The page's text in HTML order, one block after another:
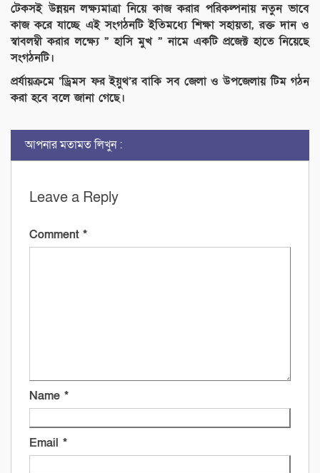
টেকসই উন্নয়ন লক্ষ্যমাত্রা নিয়ে কাজ করার পরিকল্পনায় নতুন ভাবে
কাজ করে যাচ্ছে এই সংগঠনটি ইতিমধ্যে শিক্ষা সহায়তা, রক্ত দান ও
স্বাবলম্বী করার লক্ষ্যে ” হাসি মুখ ” নামে একটি প্রজেক্ট হাতে নিয়েছে
সংগঠনটি।
প্রর্যায়ক্রমে ‘ড্রিমস ফর ইয়ুথ’র বাকি সব জেলা ও উপজেলায় টিম গঠন
করা হবে বলে জানা গেছে।
আপনার মতামত লিখুন :
Leave a Reply
Comment *
Name *
Email *